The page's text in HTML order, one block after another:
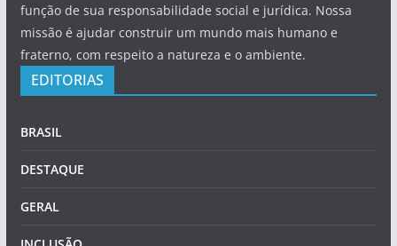
função de sua responsabilidade social e jurídica. Nossa
missão é ajudar construir um mundo mais humano e
fraterno, com respeito a natureza e o ambiente.
EDITORIAS
BRASIL
DESTAQUE
GERAL